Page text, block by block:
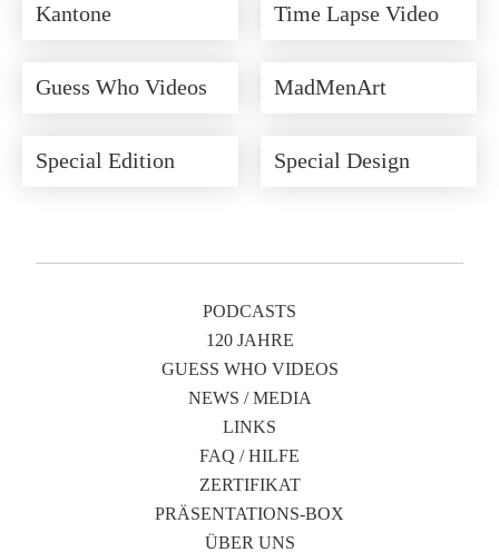
Kantone Time Lapse Video
Guess Who Videos MadMenArt
Special Edition Special Design
PODCASTS
120 JAHRE
GUESS WHO VIDEOS
NEWS / MEDIA
LINKS
FAQ / HILFE
ZERTIFIKAT
PRÄSENTATIONS-BOX
ÜBER UNS